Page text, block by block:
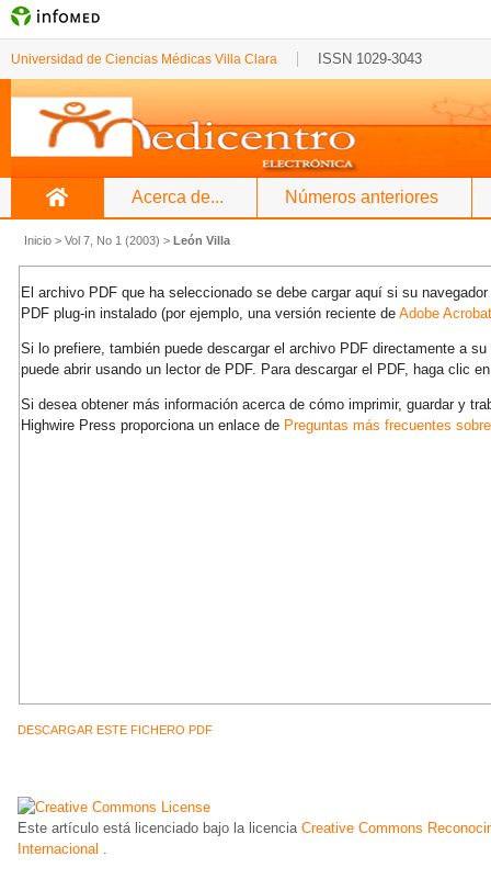
Universidad de Ciencias Médicas Villa Clara ISSN 1029-3043
Acerca de... Números anteriores
Inicio > Vol 7, No 1 (2003) > León Villa
El archivo PDF que ha seleccionado se debe cargar aquí si su
PDF plug-in instalado (por ejemplo, una versión reciente de Adobe
Si lo prefiere, también puede descargar el archivo PDF directamente a su
puede abrir usando un lector de PDF. Para descargar el PDF, haga clic
Si desea obtener más información acerca de cómo imprimir, guardar y
Highwire Press proporciona un enlace de Preguntas más frecuentes
DESCARGAR ESTE FICHERO PDF
Este artículo está licenciado bajo la licencia Creative Commons
Internacional .